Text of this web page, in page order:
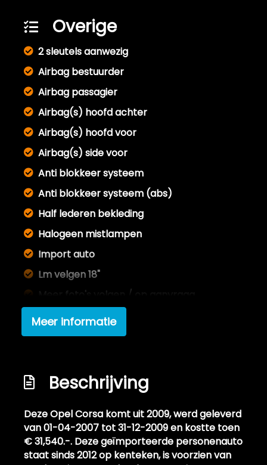
Overige
2 sleutels aanwezig
Airbag bestuurder
Airbag passagier
Airbag(s) hoofd achter
Airbag(s) hoofd voor
Airbag(s) side voor
Anti blokkeer systeem
Anti blokkeer systeem (abs)
Half lederen bekleding
Halogeen mistlampen
Import auto
Lm velgen 18"
Meer foto's volgen / op aanvraag
Metallic lak
Nieuwe apk bespreekbaar
Tractie controle systeem (tcs)
Velgen hebben wat stoeprandschades
helaas, optioneel te herstellen.
Verlaagde carrosserie dmv korte veren
Exterieur
Meer informatie
Beschrijving
Deze Opel Corsa komt uit 2009, werd geleverd
van 01-04-2007 tot 31-12-2009 en kostte toen
€ 31,540.-. Deze geïmporteerde personenauto
staat sinds 2012 op kenteken, is voorzien van